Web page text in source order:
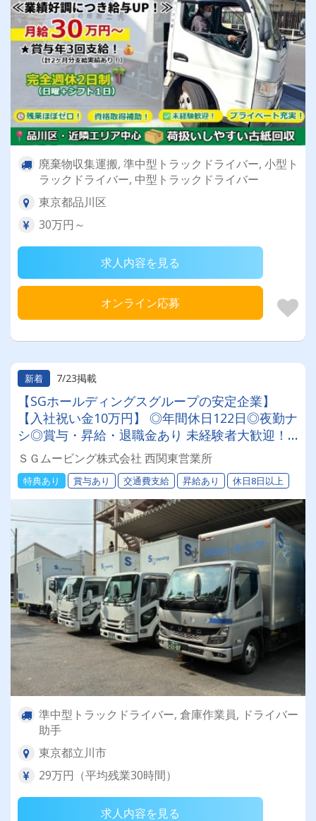
廃棄物収集運搬, 準中型トラックドライバー, 小型ト
ラックドライバー, 中型トラックドライバー
東京都品川区
30万円～
求人内容を見る
オンライン応募
新着 7/23掲載
【SGホールディングスグループの安定企業】
【入社祝い金10万円】 ◎年間休日122日◎夜勤ナ
シ◎賞与・昇給・退職金あり 未経験者大歓迎！
業務はチーム作業です！＜倉庫作業員・配送助手
も同時募集中＞
ＳＧムービング株式会社 西関東営業所
特典あり 賞与あり 交通費支給 昇給あり 休日8日以上
準中型トラックドライバー, 倉庫作業員, ドライバー
助手
東京都立川市
29万円（平均残業30時間）
求人内容を見る